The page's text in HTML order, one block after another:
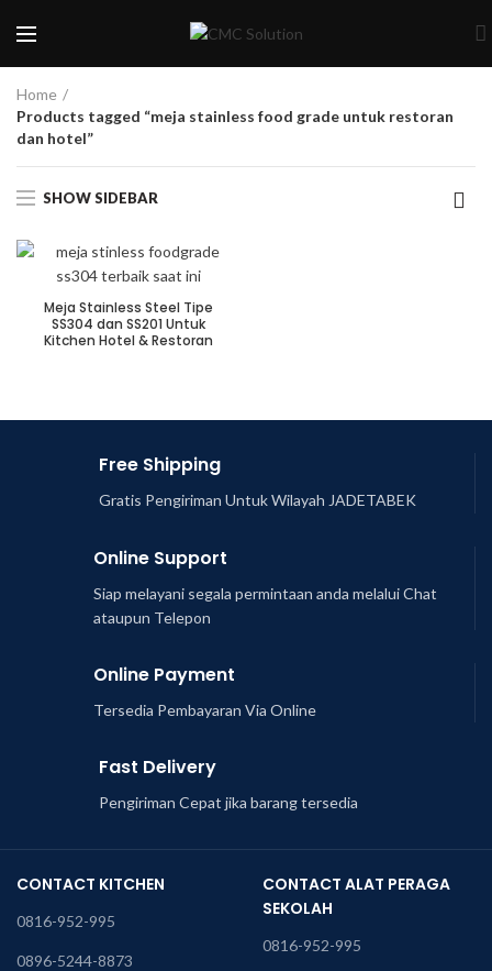
Home
Products tagged “meja stainless food grade untuk restoran
dan hotel”
SHOW SIDEBAR
Meja Stainless Steel Tipe
SS304 dan SS201 Untuk
Kitchen Hotel & Restoran
Free Shipping
Gratis Pengiriman Untuk Wilayah JADETABEK
Online Support
Siap melayani segala permintaan anda melalui Chat
ataupun Telepon
Online Payment
Tersedia Pembayaran Via Online
Fast Delivery
Pengiriman Cepat jika barang tersedia
CONTACT KITCHEN
0816-952-995
0896-5244-8873
CONTACT ALAT PERAGA
SEKOLAH
0816-952-995